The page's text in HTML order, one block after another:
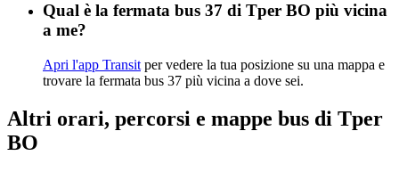
Qual è la fermata bus 37 di Tper BO più vicina
a me?
Apri l'app Transit per vedere la tua posizione su una mappa e
trovare la fermata bus 37 più vicina a dove sei.
Altri orari, percorsi e mappe bus di Tper
BO